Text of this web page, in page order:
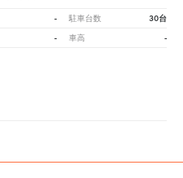
- 駐車台数 30台
- 車高 -